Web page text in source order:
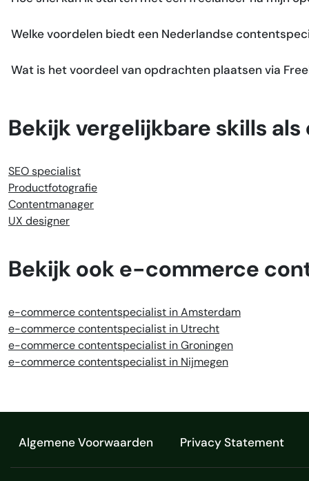
Welke voordelen biedt een Nederlandse
Wat is het voordeel van opdrachten plaatsen via
Bekijk vergelijkbare skills
SEO specialist
Productfotografie
Contentmanager
UX designer
Bekijk ook e-commerce
e-commerce contentspecialist in Amsterdam
e-commerce contentspecialist in Utrecht
e-commerce contentspecialist in Groningen
e-commerce contentspecialist in Nijmegen
Algemene Voorwaarden Privacy Statement